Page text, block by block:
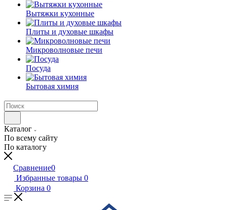
Вытяжки кухонные
Плиты и духовые шкафы
Микроволновые печи
Посуда
Бытовая химия
Каталог
По всему сайту
По каталогу
Сравнение0
Избранные товары 0
Корзина 0